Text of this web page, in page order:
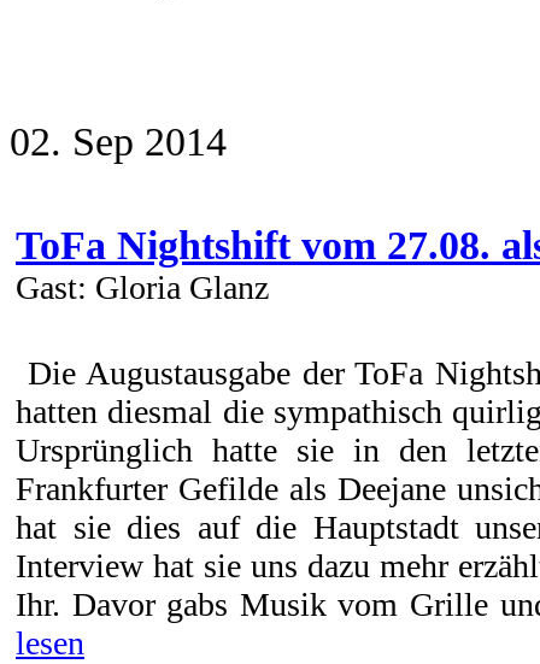
02. Sep 2014
ToFa Nightshift vom 27.08.
Gast: Gloria Glanz
Die Augustausgabe der ToFa
hatten diesmal die sympathisch
Ursprünglich hatte sie in den
Frankfurter Gefilde als Deejane
hat sie dies auf die Hauptstadt
Interview hat sie uns dazu mehr
Ihr. Davor gabs Musik vom Grille
lesen